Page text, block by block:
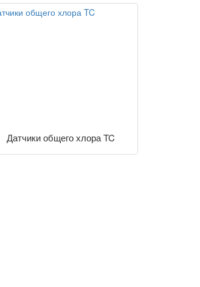
Датчики общего хлора TC